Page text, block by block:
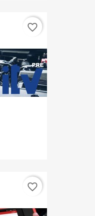
favorite_border
favorite_border